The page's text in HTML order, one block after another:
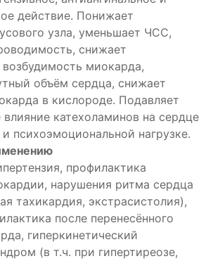
действие. Понижает
узла, уменьшает ЧСС,
снижает
миокарда,
объём сердца, снижает
в кислороде. Подавляет
катехоламинов на сердце
психоэмоциональной нагрузке.
профилактика
нарушения ритма сердца
тахикардия, экстрасистолия),
после перенесённого
гиперкинетический
(в т.ч. при гипертиреозе,